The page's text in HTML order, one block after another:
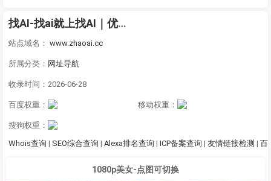
找AI-找ai就上找AI｜优质AI工具导航大全
站点域名： www.zhaoai.cc
所属分类： 网址导航
收录时间：2026-06-28
百度权重： 移动权重：
搜狗权重：
Whois查询 | SEO综合查询 | Alexa排名查询 | ICP备案查询 | 友情链接检测 | 百
1080p美女-点图可切换